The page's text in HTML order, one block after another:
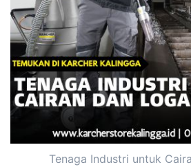
Tenaga Industri untuk